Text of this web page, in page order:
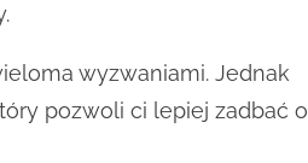
wyzwaniami. Jednak
pozwoli ci lepiej zadbać o